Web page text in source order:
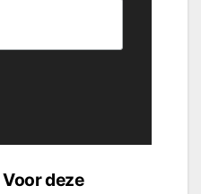
Voor deze